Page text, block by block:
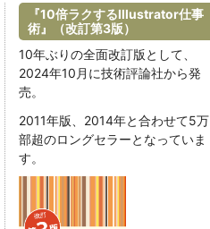
『10倍ラクするIllustrator仕事
術』（改訂第3版）
10年ぶりの全面改訂版として、
2024年10月に技術評論社から発
売。
2011年版、2014年と合わせて5万
部超のロングセラーとなっていま
す。